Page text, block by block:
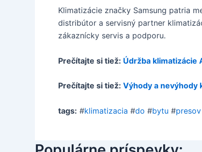
Klimatizácie značky Samsung patria
distribútor a servisný partner
zákaznícky servis a podporu.
Prečítajte si tiež: Údržba klimatizácie
Prečítajte si tiež: Výhody a nevýhody
tags: #klimatizacia #do #bytu #presov